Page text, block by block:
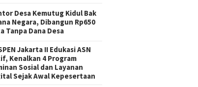
Desa Kemutug Kidul Bak
Negara, Dibangun Rp650
Tanpa Dana Desa
Jakarta II Edukasi ASN
Kenalkan 4 Program
Sosial dan Layanan
Sejak Awal Kepesertaan